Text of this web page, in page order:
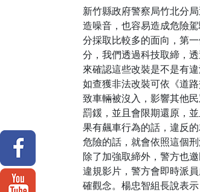
新竹縣政府警察局竹北分
造噪音，也容易造成危險
分採取比較多的面向，第
分，我們透過科技取締，
來確認這些改裝是不是有
如查獲非法改裝可依《道
致車輛被沒入，影響其他
罰鍰，並且會限期還原，
果有飆車行為的話，違反
危險的話，就會依照這個
除了加強取締外，警方也
違規影片，警方會即時派
確觀念。楊忠智組長說表